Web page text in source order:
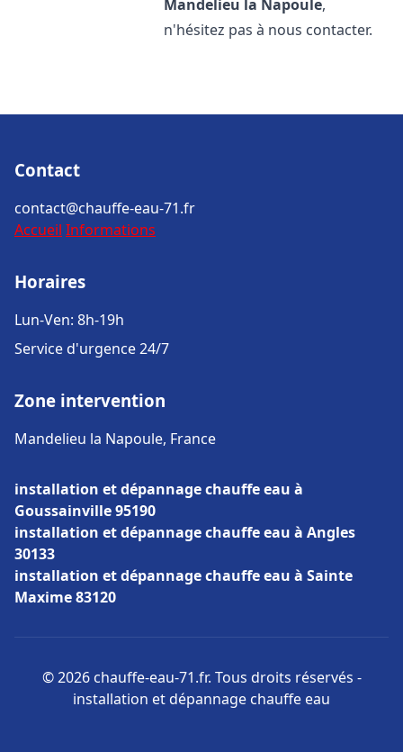
Mandelieu la Napoule,
n'hésitez pas à nous contacter.
Contact
contact@chauffe-eau-71.fr
Accueil Informations
Horaires
Lun-Ven: 8h-19h
Service d'urgence 24/7
Zone intervention
Mandelieu la Napoule, France
installation et dépannage chauffe eau à
Goussainville 95190
installation et dépannage chauffe eau à Angles
30133
installation et dépannage chauffe eau à Sainte
Maxime 83120
© 2026 chauffe-eau-71.fr. Tous droits réservés -
installation et dépannage chauffe eau